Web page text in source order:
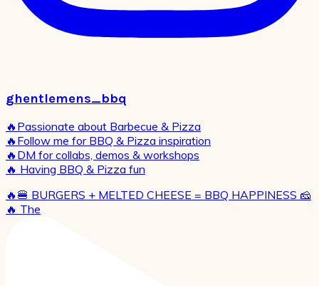
ghentlemens_bbq
🔥Passionate about Barbecue & Pizza
🔥Follow me for BBQ & Pizza inspiration
🔥DM for collabs, demos & workshops
🔥 Having BBQ & Pizza fun
🔥🍔 BURGERS + MELTED CHEESE = BBQ HAPPINESS 🧀
🔥 The